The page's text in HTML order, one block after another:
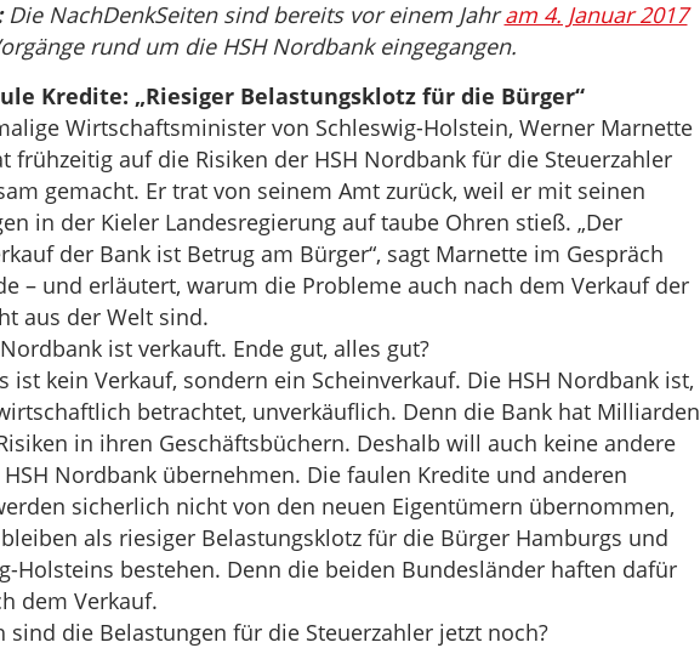
Die NachDenkSeiten sind bereits vor einem Jahram 4. Januar 2017
rund um die HSH Nordbank eingegangen.
Kredite: „Riesiger Belastungsklotz für die Bürger“
Wirtschaftsminister von Schleswig-Holstein, Werner Marnette
frühzeitig auf die Risiken der HSH Nordbank für die Steuerzahler
gemacht. Er trat von seinem Amt zurück, weil er mit seinen
in der Kieler Landesregierung auf taube Ohren stieß. „Der
der Bank ist Betrug am Bürger“, sagt Marnette im Gespräch
– und erläutert, warum die Probleme auch nach dem Verkauf der
aus der Welt sind.
ist verkauft. Ende gut, alles gut?
ist kein Verkauf, sondern ein Scheinverkauf. Die HSH Nord­bank ist,
betrachtet, unverkäuflich. Denn die Bank hat Milliarden
in ihren Geschäftsbüchern. Deshalb will auch keine andere
Nordbank übernehmen. Die faulen Kredite und anderen
sicherlich nicht von den neuen Eigentümern übernommen,
als riesiger Belastungsklotz für die Bürger Hamburgs und
Holsteins bestehen. Denn die beiden Bundesländer haften dafür
dem Verkauf.
sind die Belastungen für die Steuerzahler jetzt noch?